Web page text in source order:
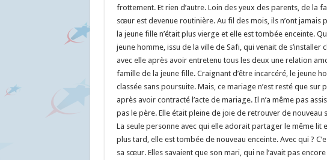
frottement. Et rien d’autre. Loin des yeux des parents, de la
sœur est devenue routinière. Au fil des mois, ils n’ont
la jeune fille n’était plus vierge et elle est tombée enceinte.
jeune homme, issu de la ville de Safi, qui venait de s’installer
avec elle après avoir entretenu tous les deux une relation
famille de la jeune fille. Craignant d’être incarcéré, le jeune
classée sans poursuite. Mais, ce mariage n’est resté que sur
après avoir contracté l’acte de mariage. Il n’a même pas
pas le père. Elle était pleine de joie de retrouver de nouveau
La seule personne avec qui elle adorait partager le même lit
plus tard, elle est tombée de nouveau enceinte. Avec qui ?
sa sœur. Elles savaient que son mari, qui ne l’avait pas